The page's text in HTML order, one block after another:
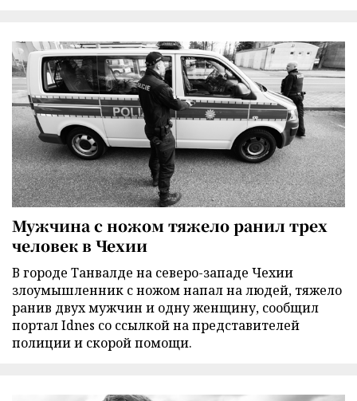
Мужчина с ножом тяжело ранил трех
человек в Чехии
В городе Танвалде на северо-западе Чехии
злоумышленник с ножом напал на людей, тяжело
ранив двух мужчин и одну женщину, сообщил
портал Idnes со ссылкой на представителей
полиции и скорой помощи.